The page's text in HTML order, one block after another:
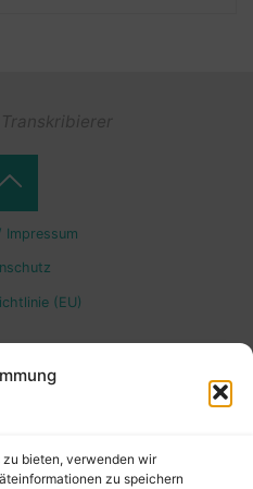
zu bieten, verwenden wir
zu speichern
Impressum
(EU)
Back
to